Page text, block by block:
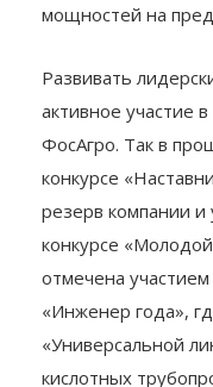
мощностей на
Развивать
активное участие
ФосАгро. Так в
конкурсе
резерв компании
конкурсе
отмечена
«Инженер года»,
«Универсальной
кислотных